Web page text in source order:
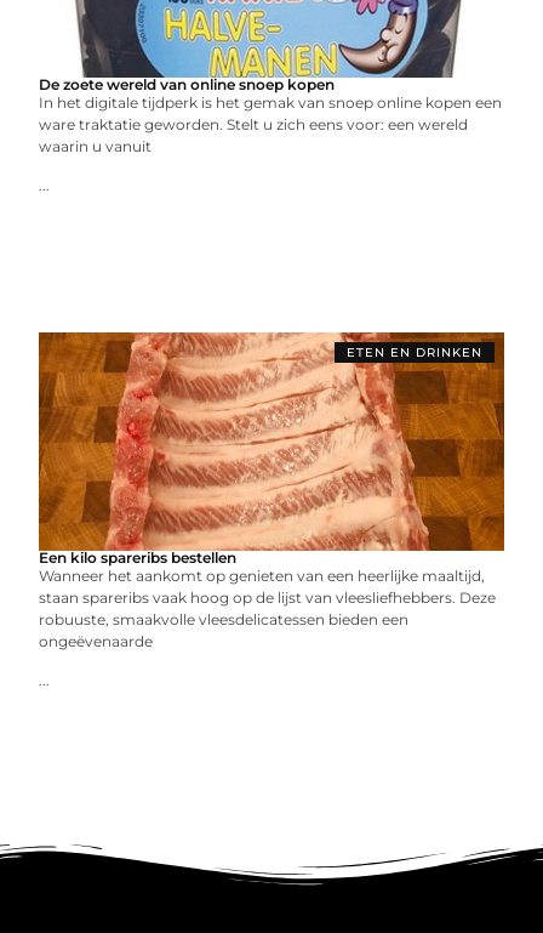
De zoete wereld van online snoep kopen
In het digitale tijdperk is het gemak van snoep online kopen een
ware traktatie geworden. Stelt u zich eens voor: een wereld
waarin u vanuit
...
ETEN EN DRINKEN
Een kilo spareribs bestellen
Wanneer het aankomt op genieten van een heerlijke maaltijd,
staan spareribs vaak hoog op de lijst van vleesliefhebbers. Deze
robuuste, smaakvolle vleesdelicatessen bieden een
ongeëvenaarde
...